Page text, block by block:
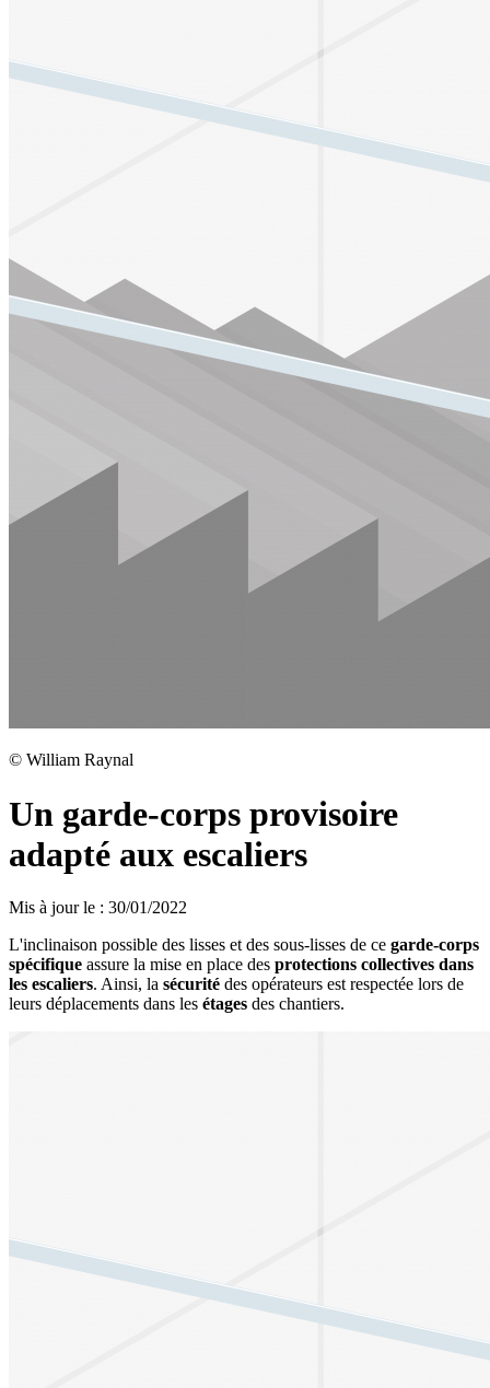
© William Raynal
Un garde-corps provisoire
adapté aux escaliers
Mis à jour le : 30/01/2022
L'inclinaison possible des lisses et des sous-lisses de ce garde-corps
spécifique assure la mise en place des protections collectives dans
les escaliers. Ainsi, la sécurité des opérateurs est respectée lors de
leurs déplacements dans les étages des chantiers.